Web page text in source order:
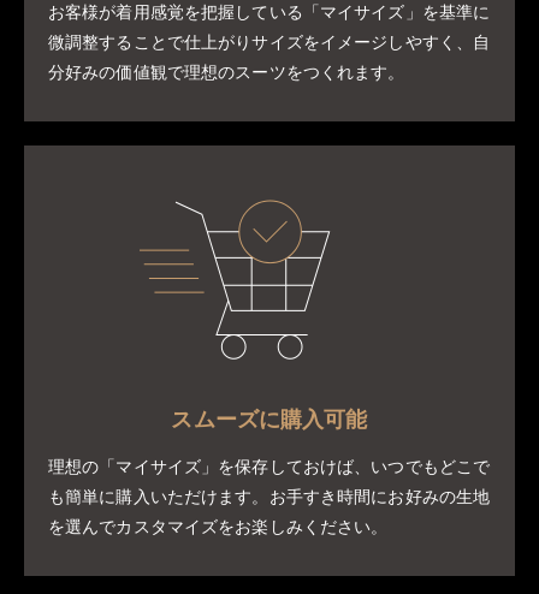
お客様が着用感覚を把握している「マイサイズ」を基準に
微調整することで仕上がりサイズをイメージしやすく、自
分好みの価値観で理想のスーツをつくれます。
スムーズに購入可能
理想の「マイサイズ」を保存しておけば、いつでもどこで
も簡単に購入いただけます。お手すき時間にお好みの生地
を選んでカスタマイズをお楽しみください。